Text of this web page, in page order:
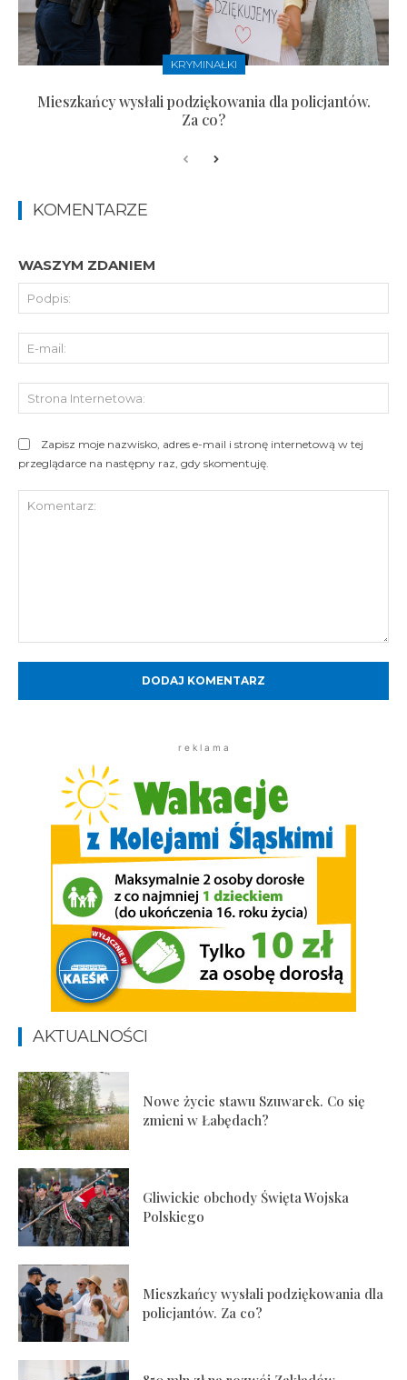
KRYMINAŁKI
Mieszkańcy wysłali podziękowania dla policjantów.
Za co?
KOMENTARZE
WASZYM ZDANIEM
Zapisz moje nazwisko, adres e-mail i stronę internetową w tej
przeglądarce na następny raz, gdy skomentuję.
r e k l a m a
AKTUALNOŚCI
Nowe życie stawu Szuwarek. Co się
zmieni w Łabędach?
Gliwickie obchody Święta Wojska
Polskiego
Mieszkańcy wysłali podziękowania dla
policjantów. Za co?